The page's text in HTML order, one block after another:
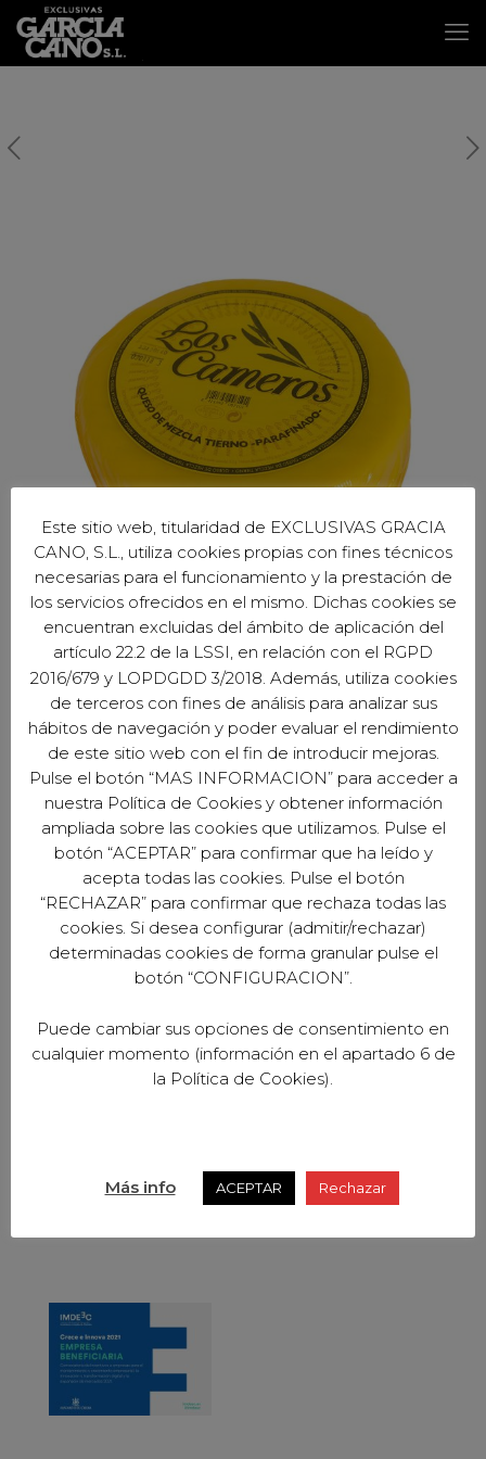
EXCLUSIVAS GARCÍA CANO S.L.
Avd. del Profesor Arnold J. Toynbee S/N
Naves 1, 3 y 4 - Córdoba (España)
Este sitio web, titularidad de EXCLUSIVAS GRACIA
CANO, S.L., utiliza cookies propias con fines técnicos
necesarias para el funcionamiento y la prestación de
los servicios ofrecidos en el mismo. Dichas cookies se
encuentran excluidas del ámbito de aplicación del
artículo 22.2 de la LSSI, en relación con el RGPD
2016/679 y LOPDGDD 3/2018. Además, utiliza cookies
de terceros con fines de análisis para analizar sus
hábitos de navegación y poder evaluar el rendimiento
de este sitio web con el fin de introducir mejoras.
Pulse el botón “MAS INFORMACION” para acceder a
nuestra Política de Cookies y obtener información
ampliada sobre las cookies que utilizamos. Pulse el
botón “ACEPTAR” para confirmar que ha leído y
acepta todas las cookies. Pulse el botón
“RECHAZAR” para confirmar que rechaza todas las
cookies. Si desea configurar (admitir/rechazar)
determinadas cookies de forma granular pulse el
botón “CONFIGURACION”.
Puede cambiar sus opciones de consentimiento en
cualquier momento (información en el apartado 6 de
la Política de Cookies).
Más info ACEPTAR Rechazar